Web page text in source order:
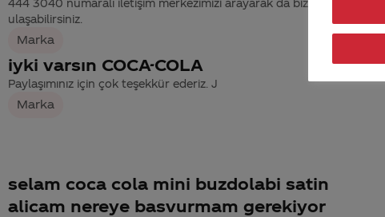
444 3040 numaralı iletişim merkezimizi arayarak da bize
ulaşabilirsiniz.
Marka
iyki varsın COCA-COLA
Paylaşımınız için çok teşekkür ederiz. J
Marka
selam coca cola mini buzdolabi satin
alicam nereye basvurmam gerekiyor